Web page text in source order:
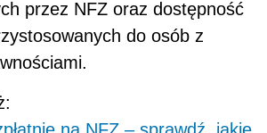
przez NFZ oraz dostępność
do osób z